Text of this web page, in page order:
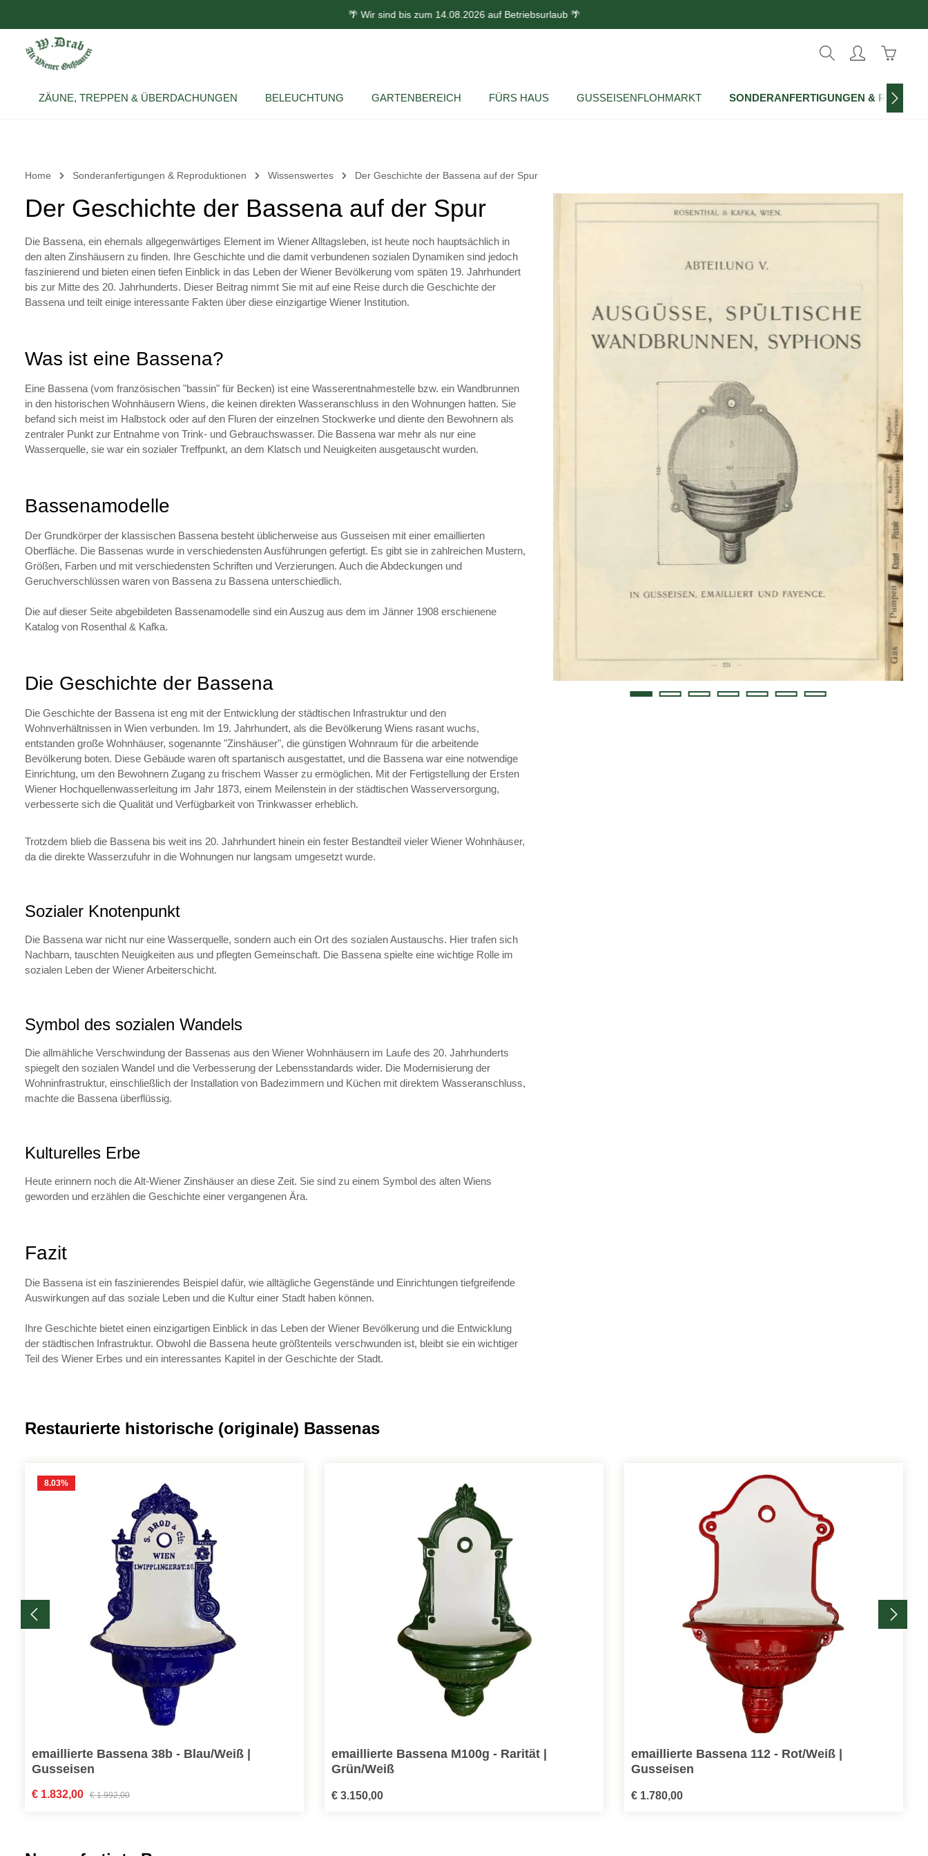
🌴 Wir sind bis zum 14.08.2026 auf Betriebsurlaub 🌴
ZÄUNE, TREPPEN & ÜBERDACHUNGEN BELEUCHTUNG GARTENBEREICH FÜRS HAUS GUSSEISENFLOHMARKT SONDERANFERTIGUNGEN &
Home Sonderanfertigungen & Reproduktionen Wissenswertes Der Geschichte der Bassena auf der Spur
Der Geschichte der Bassena auf der Spur
Die Bassena, ein ehemals allgegenwärtiges Element im Wiener Alltagsleben, ist heute noch hauptsächlich in
den alten Zinshäusern zu finden. Ihre Geschichte und die damit verbundenen sozialen Dynamiken sind jedoch
faszinierend und bieten einen tiefen Einblick in das Leben der Wiener Bevölkerung vom späten 19. Jahrhundert
bis zur Mitte des 20. Jahrhunderts. Dieser Beitrag nimmt Sie mit auf eine Reise durch die Geschichte der
Bassena und teilt einige interessante Fakten über diese einzigartige Wiener Institution.
Was ist eine Bassena?
Eine Bassena (vom französischen "bassin" für Becken) ist eine Wasserentnahmestelle bzw. ein Wandbrunnen
in den historischen Wohnhäusern Wiens, die keinen direkten Wasseranschluss in den Wohnungen hatten. Sie
befand sich meist im Halbstock oder auf den Fluren der einzelnen Stockwerke und diente den Bewohnern als
zentraler Punkt zur Entnahme von Trink- und Gebrauchswasser. Die Bassena war mehr als nur eine
Wasserquelle, sie war ein sozialer Treffpunkt, an dem Klatsch und Neuigkeiten ausgetauscht wurden.
Bassenamodelle
Der Grundkörper der klassischen Bassena besteht üblicherweise aus Gusseisen mit einer emaillierten
Oberfläche. Die Bassenas wurde in verschiedensten Ausführungen gefertigt. Es gibt sie in zahlreichen Mustern,
Größen, Farben und mit verschiedensten Schriften und Verzierungen. Auch die Abdeckungen und
Geruchverschlüssen waren von Bassena zu Bassena unterschiedlich.
Die auf dieser Seite abgebildeten Bassenamodelle sind ein Auszug aus dem im Jänner 1908 erschienene
Katalog von Rosenthal & Kafka.
Die Geschichte der Bassena
Die Geschichte der Bassena ist eng mit der Entwicklung der städtischen Infrastruktur und den
Wohnverhältnissen in Wien verbunden. Im 19. Jahrhundert, als die Bevölkerung Wiens rasant wuchs,
entstanden große Wohnhäuser, sogenannte "Zinshäuser", die günstigen Wohnraum für die arbeitende
Bevölkerung boten. Diese Gebäude waren oft spartanisch ausgestattet, und die Bassena war eine notwendige
Einrichtung, um den Bewohnern Zugang zu frischem Wasser zu ermöglichen. Mit der Fertigstellung der Ersten
Wiener Hochquellenwasserleitung im Jahr 1873, einem Meilenstein in der städtischen Wasserversorgung,
verbesserte sich die Qualität und Verfügbarkeit von Trinkwasser erheblich.
Trotzdem blieb die Bassena bis weit ins 20. Jahrhundert hinein ein fester Bestandteil vieler Wiener Wohnhäuser,
da die direkte Wasserzufuhr in die Wohnungen nur langsam umgesetzt wurde.
Sozialer Knotenpunkt
Die Bassena war nicht nur eine Wasserquelle, sondern auch ein Ort des sozialen Austauschs. Hier trafen sich
Nachbarn, tauschten Neuigkeiten aus und pflegten Gemeinschaft. Die Bassena spielte eine wichtige Rolle im
sozialen Leben der Wiener Arbeiterschicht.
Symbol des sozialen Wandels
Die allmähliche Verschwindung der Bassenas aus den Wiener Wohnhäusern im Laufe des 20. Jahrhunderts
spiegelt den sozialen Wandel und die Verbesserung der Lebensstandards wider. Die Modernisierung der
Wohninfrastruktur, einschließlich der Installation von Badezimmern und Küchen mit direktem Wasseranschluss,
machte die Bassena überflüssig.
Kulturelles Erbe
Heute erinnern noch die Alt-Wiener Zinshäuser an diese Zeit. Sie sind zu einem Symbol des alten Wiens
geworden und erzählen die Geschichte einer vergangenen Ära.
Fazit
Die Bassena ist ein faszinierendes Beispiel dafür, wie alltägliche Gegenstände und Einrichtungen tiefgreifende
Auswirkungen auf das soziale Leben und die Kultur einer Stadt haben können.
Ihre Geschichte bietet einen einzigartigen Einblick in das Leben der Wiener Bevölkerung und die Entwicklung
der städtischen Infrastruktur. Obwohl die Bassena heute größtenteils verschwunden ist, bleibt sie ein wichtiger
Teil des Wiener Erbes und ein interessantes Kapitel in der Geschichte der Stadt.
Bildergalerie überspringen
Produktgalerie überspringen
Restaurierte historische (originale) Bassenas
8.03%
emaillierte Bassena 38b - Blau/Weiß |
Gusseisen
Verkaufspreis:
€ 1.832,00 Regulärer Preis:
€ 1.992,00
emaillierte Bassena M100g - Rarität |
Grün/Weiß
Regulärer Preis:
€ 3.150,00
emaillierte Bassena 112 - Rot/Weiß |
Gusseisen
Regulärer Preis:
€ 1.780,00
Produktgalerie überspringen